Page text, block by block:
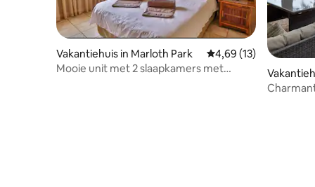
Vakantiehuis in Marloth Park Gemiddelde
4,69 (13)
Mooie unit met 2 slaapkamers met